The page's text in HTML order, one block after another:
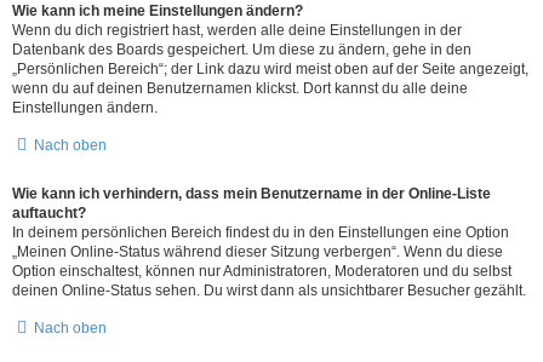
Wie kann ich meine Einstellungen ändern?
Wenn du dich registriert hast, werden alle deine Einstellungen in der
Datenbank des Boards gespeichert. Um diese zu ändern, gehe in den
„Persönlichen Bereich“; der Link dazu wird meist oben auf der Seite angezeigt,
wenn du auf deinen Benutzernamen klickst. Dort kannst du alle deine
Einstellungen ändern.
Nach oben
Wie kann ich verhindern, dass mein Benutzername in der Online-Liste
auftaucht?
In deinem persönlichen Bereich findest du in den Einstellungen eine Option
„Meinen Online-Status während dieser Sitzung verbergen“. Wenn du diese
Option einschaltest, können nur Administratoren, Moderatoren und du selbst
deinen Online-Status sehen. Du wirst dann als unsichtbarer Besucher gezählt.
Nach oben